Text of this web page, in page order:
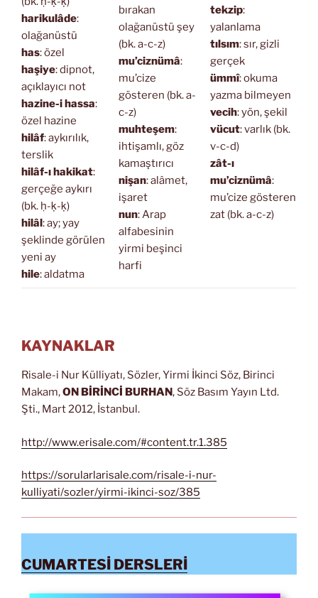
harikulâde:
olağanüstü
has: özel
haşiye: dipnot,
açıklayıcı not
hazine-i hassa:
özel hazine
hilâf: aykırılık,
terslik
hilâf-ı hakikat:
gerçeğe aykırı
(bk. ḥ-ḳ-ḳ)
hilâl: ay; yay
şeklinde görülen
yeni ay
hile: aldatma
bırakan
olağanüstü şey
(bk. a-c-z)
mu’ciznümâ:
mu’cize
gösteren (bk. a-
c-z)
muhteşem:
ihtişamlı, göz
kamaştırıcı
nişan: alâmet,
işaret
nun: Arap
alfabesinin
yirmi beşinci
harfi
tekzip:
yalanlama
tılsım: sır, gizli
gerçek
ümmî: okuma
yazma bilmeyen
vecih: yön, şekil
vücut: varlık (bk.
v-c-d)
zât-ı
mu’ciznümâ:
mu’cize gösteren
zat (bk. a-c-z)
KAYNAKLAR
Risale-i Nur Külliyatı, Sözler, Yirmi İkinci Söz, Birinci
Makam,ON BİRİNCİ BURHAN, Söz Basım Yayın Ltd.
Şti., Mart 2012, İstanbul.
http://www.erisale.com/#content.tr.1.385
https://sorularlarisale.com/risale-i-nur-
kulliyati/sozler/yirmi-ikinci-soz/385
CUMARTESİ DERSLERİ